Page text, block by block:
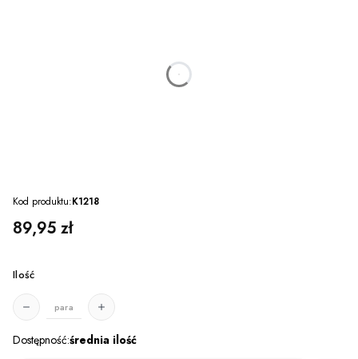
godzin
Kod produktu:K1218
Cena
89,95 zł
Ilość
para
Dostępność:średnia ilość